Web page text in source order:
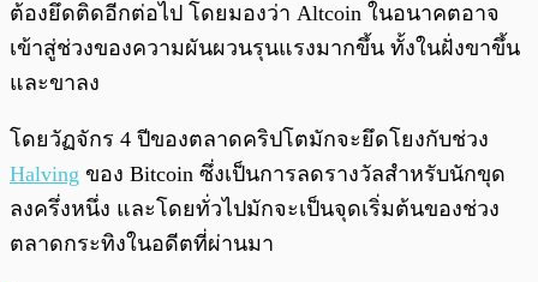
ต้องยึดติดอีกต่อไป โดยมองว่า Altcoin ในอนาคตอาจ
เข้าสู่ช่วงของความผันผวนรุนแรงมากขึ้น ทั้งในฝั่งขาขึ้น
และขาลง
โดยวัฏจักร 4 ปีของตลาดคริปโตมักจะยึดโยงกับช่วง
Halving ของ Bitcoin ซึ่งเป็นการลดรางวัลสำหรับนักขุด
ลงครึ่งหนึ่ง และโดยทั่วไปมักจะเป็นจุดเริ่มต้นของช่วง
ตลาดกระทิงในอดีตที่ผ่านมา